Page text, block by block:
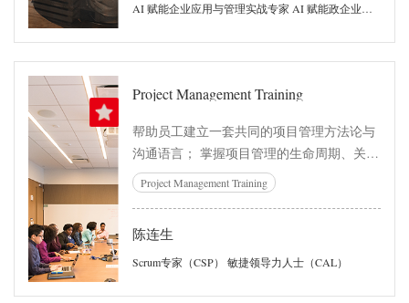
AI 赋能企业应用与管理实战专家 AI 赋能政企业务应用实战专家 中国科学院大学工程管理硕士 现任：国企集团子公司 | AI 事业部总经理 曾任：百度智能云 | AI 大模型创新行业负责人 曾任：阿里云 | 政企大客户高级业务专家 曾任：京东集团 | 政企行业大客户高级专家 曾任：百度云智学院副院长，百度大学 AI 金牌讲师 中国移动、中科院、精工集团 AI 大赛教练、评委 中国科学院大学校友会 AI 专委会委员 中国人民大学客座讲师、360 集团特聘 AI 讲师 太原理工大学特聘硕士导师、职场导师 BCC 咨询、美太咨询特聘 AI 科技顾问 国家工信部
Project Management Training
帮助员工建立一套共同的项目管理方法论与
沟通语言； 掌握项目管理的生命周期、关键
流程和现代项目管理思想； 明确跨部门协作
中项目经理及团队成员的角色定位与职责划
在现场完成责任分配矩阵等核心内容的演
练。
Project Management Training
陈连生
Scrum专家（CSP） 敏捷领导力人士（CAL）